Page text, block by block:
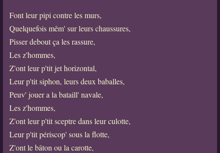
Font leur pipi contre les murs,
Quelquefois mêm' sur leurs chaussures,
Pisser debout ça les rassure,
Les z'hommes,
Z'ont leur p'tit jet horizontal,
Leur p'tit siphon, leurs deux baballes,
Peuv' jouer a la bataill' navale,
Les z'hommes,
Z'ont leur p'tit sceptre dans leur culotte,
Leur p'tit périscop' sous la flotte,
Z'ont le bâton ou la carotte,